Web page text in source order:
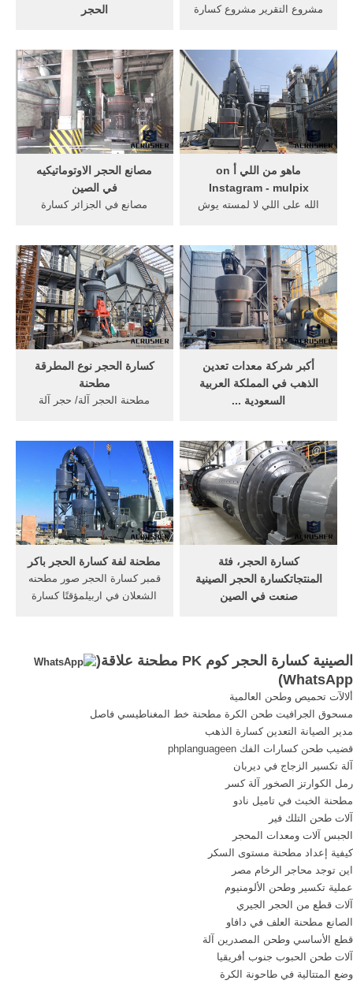
الحجر
أفضل الصينية كسارة ... كسارة
الحجر في ...
مشروع التقرير مشروع كسارة
كسارة تأثير ...
مصانع الحجر الاوتوماتيكيه
في الصين
مصانع في الجزائر كسارة
الصينية ...
ماهو من اللي أ on
Instagram - mulpix
الله على اللي لا لمسته يوش
وبأسفل الريش به رش أصلـه
...
كسارة الحجر نوع المطرقة
مطحنة
مطحنة الحجر آلة/ حجر آلة
الصينية ...
أكبر شركة معدات تعدين
الذهب في المملكة العربية
السعودية ...
من الفك الصينية سيمونز ...
مطحنة لفة كسارة الحجر باكر
قمبر كسارة الحجر صور مطحنه
الشعلان في اربيلمؤقتًا كسارة
كسارة الحجر، فئة
المنتجاتكسارة الحجر الصينية
صنعت في الصين
البلدان ...
الصينية كسارة الحجر كوم PK مطحنة علاقة(
WhatsApp
)
ألالآت تحميص وطحن العالمية
مسحوق الجرافيت طحن الكرة مطحنة خط المغناطيسي فاصل
مدير الصيانة التعدين كسارة الذهب
قضيب طحن كسارات الفك phplanguageen
آلة تكسير الزجاج في ديربان
رمل الكوارتز الصخور آلة كسر
مطحنة الخبث في تاميل نادو
آلات طحن التلك فير
الجبس آلات ومعدات المحجر
كيفية إعداد مطحنة مستوى السكر
اين توجد محاجر الرخام مصر
عملية تكسير وطحن الألومنيوم
آلات قطع من الحجر الجيري
الصانع مطحنة العلف في دافاو
قطع الأساسي وطحن المصدرين آلة
آلات طحن الحبوب جنوب أفريقيا
وضع المتتالية في طاحونة الكرة